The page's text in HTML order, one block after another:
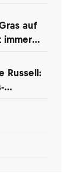
auf
immer
Russell: